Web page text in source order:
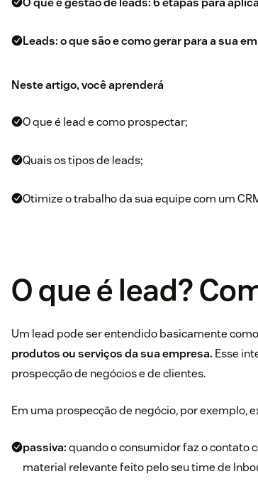
Leads: o que são e como gerar para a sua
Neste artigo, você aprenderá
O que é lead e como prospectar;
Quais os tipos de leads;
Otimize o trabalho da sua equipe com um
O que é lead?
Um lead pode ser entendido basicamente como
produtos ou serviços da sua empresa. Esse
prospecção de negócios e de clientes.
Em uma prospecção de negócio, por exemplo,
passiva:quando o consumidor faz o contato
material relevante feito pelo seu time de